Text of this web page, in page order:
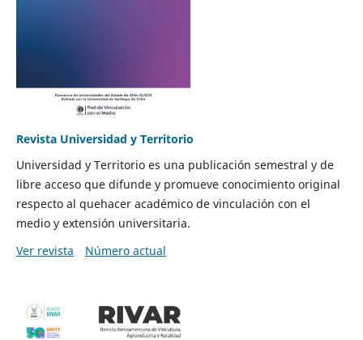
Revista Universidad y Territorio
Universidad y Territorio es una publicación semestral y de
libre acceso que difunde y promueve conocimiento original
respecto al quehacer académico de vinculación con el
medio y extensión universitaria.
Ver revista
Número actual